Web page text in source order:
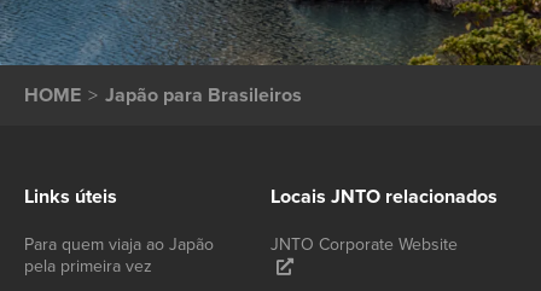
HOME Japão para Brasileiros
Links úteis
Para quem viaja ao Japão
pela primeira vez
Locais JNTO relacionados
JNTO Corporate Website